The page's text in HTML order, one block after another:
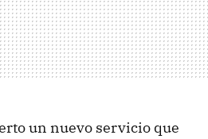
un nuevo servicio que